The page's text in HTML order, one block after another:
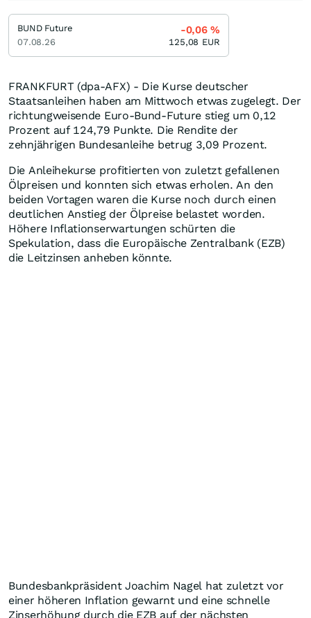
FRANKFURT (dpa-AFX) - Die Kurse deutscher
Staatsanleihen haben am Mittwoch etwas zugelegt. Der
richtungweisende Euro-Bund-Future stieg um 0,12
Prozent auf 124,79 Punkte. Die Rendite der
zehnjährigen Bundesanleihe betrug 3,09 Prozent.
Die Anleihekurse profitierten von zuletzt gefallenen
Ölpreisen und konnten sich etwas erholen. An den
beiden Vortagen waren die Kurse noch durch einen
deutlichen Anstieg der Ölpreise belastet worden.
Höhere Inflationserwartungen schürten die
Spekulation, dass die Europäische Zentralbank (EZB)
die Leitzinsen anheben könnte.
Bundesbankpräsident Joachim Nagel hat zuletzt vor
einer höheren Inflation gewarnt und eine schnelle
Zinserhöhung durch die EZB auf der nächsten
BUND Future
07.08.26
-0,06%
125,08 EUR